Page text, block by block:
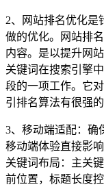
2、网站排名优化是
做的优化。网站排
内容。是以提升网
关键词在搜索引擎
段的一项工作。它
引排名算法有很强的
3、移动端适配：确
移动端体验直接影
关键词布局：主关
前位置，标题长度